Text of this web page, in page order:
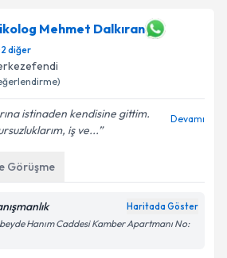
Mehmet Dalkıran
2 diğer
istinaden kendisine gittim.
iş ve...
Devamı
Görüşme
Haritada Göster
Hanım Caddesi Kamber Apartmanı No: